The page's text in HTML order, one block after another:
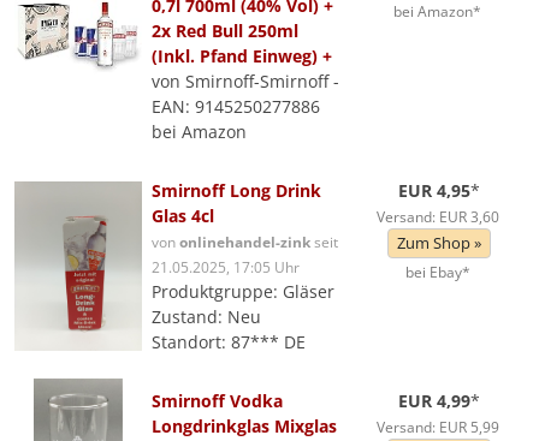
0,7l 700ml (40% Vol) +
2x Red Bull 250ml
(Inkl. Pfand Einweg) +
von Smirnoff-Smirnoff -
EAN: 9145250277886
bei Amazon
bei Amazon*
Smirnoff Long Drink
Glas 4cl
vononlinehandel-zinkseit
21.05.2025, 17:05 Uhr
Produktgruppe: Gläser
Zustand: Neu
Standort: 87*** DE
EUR 4,95*
Versand: EUR 3,60
Zum Shop »
bei Ebay*
Smirnoff Vodka
Longdrinkglas Mixglas
EUR 4,99*
Versand: EUR 5,99